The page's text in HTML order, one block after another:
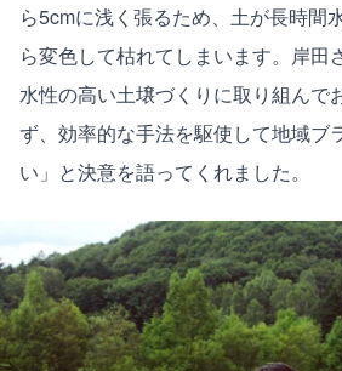
ら5cmに浅く張るため、土が長時間
ら変色して枯れてしまいます。岸田
水性の高い土壌づくりに取り組んで
ず、効率的な手法を駆使して地域ブ
い」と決意を語ってくれました。